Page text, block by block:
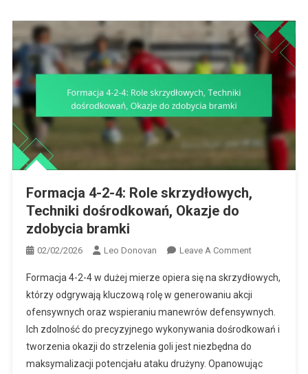
Formacja 4-2-4: Role skrzydłowych,
Techniki dośrodkowań, Okazje do
zdobycia bramki
02/02/2026 Leo Donovan Leave A CommentOn
4-
2-
4:
Role
Techniki
Formacja 4-2-4 w dużej mierze opiera się na skrzydłowych,
którzy odgrywają kluczową rolę w generowaniu akcji
ofensywnych oraz wspieraniu manewrów defensywnych.
Ich zdolność do precyzyjnego wykonywania dośrodkowań i
tworzenia okazji do strzelenia goli jest niezbędna do
maksymalizacji potencjału ataku drużyny. Opanowując